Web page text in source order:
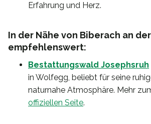
Erfahrung und Herz.
In der Nähe von Biberach an
empfehlenswert:
Bestattungswald Josephsruh
in Wolfegg, beliebt für seine
naturnahe Atmosphäre. Mehr
offiziellen Seite.